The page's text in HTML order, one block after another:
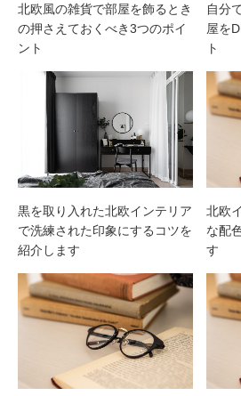
北欧風の雑貨で部屋を飾るとき
の押さえておくべき3つのポイ
ント
自分
屋を
ト
黒を取り入れた北欧インテリア
で洗練された印象にするコツを
紹介します
北欧
な配
す